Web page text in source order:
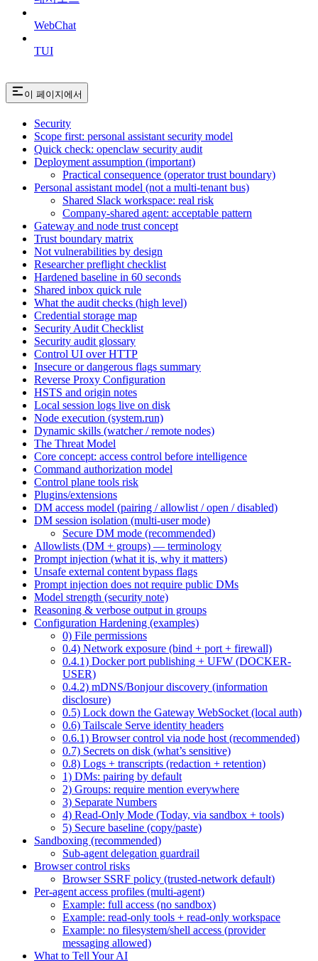
WebChat
TUI
이 페이지에서
Security
Scope first: personal assistant security model
Quick check: openclaw security audit
Deployment assumption (important)
Practical consequence (operator trust boundary)
Personal assistant model (not a multi-tenant bus)
Shared Slack workspace: real risk
Company-shared agent: acceptable pattern
Gateway and node trust concept
Trust boundary matrix
Not vulnerabilities by design
Researcher preflight checklist
Hardened baseline in 60 seconds
Shared inbox quick rule
What the audit checks (high level)
Credential storage map
Security Audit Checklist
Security audit glossary
Control UI over HTTP
Insecure or dangerous flags summary
Reverse Proxy Configuration
HSTS and origin notes
Local session logs live on disk
Node execution (system.run)
Dynamic skills (watcher / remote nodes)
The Threat Model
Core concept: access control before intelligence
Command authorization model
Control plane tools risk
Plugins/extensions
DM access model (pairing / allowlist / open / disabled)
DM session isolation (multi-user mode)
Secure DM mode (recommended)
Allowlists (DM + groups) — terminology
Prompt injection (what it is, why it matters)
Unsafe external content bypass flags
Prompt injection does not require public DMs
Model strength (security note)
Reasoning & verbose output in groups
Configuration Hardening (examples)
0) File permissions
0.4) Network exposure (bind + port + firewall)
0.4.1) Docker port publishing + UFW (DOCKER-
USER)
0.4.2) mDNS/Bonjour discovery (information
disclosure)
0.5) Lock down the Gateway WebSocket (local auth)
0.6) Tailscale Serve identity headers
0.6.1) Browser control via node host (recommended)
0.7) Secrets on disk (what’s sensitive)
0.8) Logs + transcripts (redaction + retention)
1) DMs: pairing by default
2) Groups: require mention everywhere
3) Separate Numbers
4) Read-Only Mode (Today, via sandbox + tools)
5) Secure baseline (copy/paste)
Sandboxing (recommended)
Sub-agent delegation guardrail
Browser control risks
Browser SSRF policy (trusted-network default)
Per-agent access profiles (multi-agent)
Example: full access (no sandbox)
Example: read-only tools + read-only workspace
Example: no filesystem/shell access (provider
messaging allowed)
What to Tell Your AI